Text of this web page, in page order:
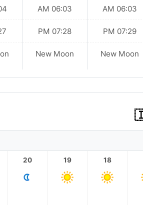
06:03 AM
07:29 PM
New Moon
06:03 AM
07:28 PM
New Moon
18
19
20